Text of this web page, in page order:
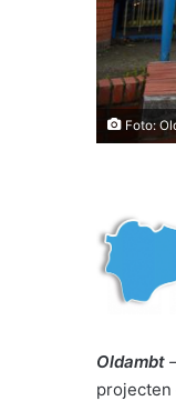
Foto:
Oldambt
projecten